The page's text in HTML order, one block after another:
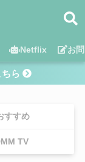
Netflix お
ら
すすめ
TV